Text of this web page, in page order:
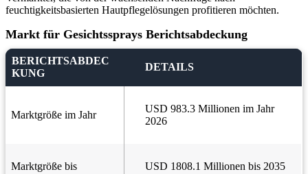
feuchtigkeitsbasierten Hautpflegelösungen profitieren möchten.
Markt für Gesichtssprays Berichtsabdeckung
BERICHTSABDEC
KUNG
DETAILS
Marktgröße im Jahr
USD 983.3 Millionen im Jahr
2026
Marktgröße bis USD 1808.1 Millionen bis 2035